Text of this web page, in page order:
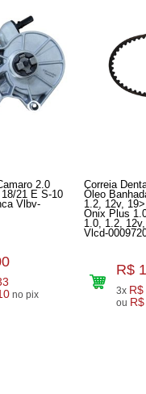
2.0
21 E S-10
no pix
Correia
Óleo Banhada A Óleo,
1.2, 12v,
Onix Plus
1.0, 1.2,
Vlcd-
R$
3x
ou